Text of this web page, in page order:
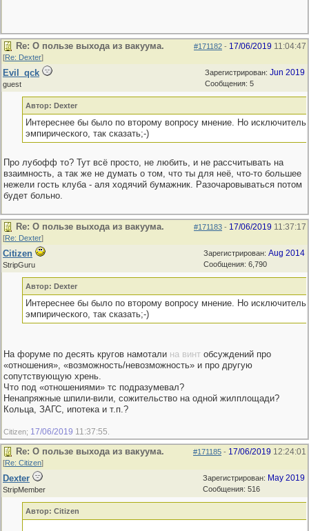
#171182 - 17/06/2019 11:04:47
Re: О пользе выхода из вакуума.
[Re: Dexter]
Зарегистрирован: Jun 2019
Сообщения: 5
Evil_qck
guest
Автор: Dexter
Интереснее бы было по второму вопросу мнение. Но
эмпирического, так сказать;-)
Про лубофф то? Тут всё просто, не любить, и не рассчитывать на
взаимность, а так же не думать о том, что ты для неё, что-то большее
нежели гость клуба - аля ходячий бумажник. Разочаровываться потом
будет больно.
#171183 - 17/06/2019 11:37:17
Re: О пользе выхода из вакуума.
[Re: Dexter]
Зарегистрирован: Aug 2014
Сообщения: 6,790
Citizen
StripGuru
Автор: Dexter
Интереснее бы было по второму вопросу мнение. Но
эмпирического, так сказать;-)
На форуме по десять кругов намотали на винт обсуждений про
«отношения», «возможность/невозможность» и про другую
сопутствующую хрень.
Что под «отношениями» тс подразумевал?
Ненапряжные шпили-вили, сожительство на одной жилплощади?
Кольца, ЗАГС, ипотека и т.п.?
Citizen; 17/06/2019 11:37:55
#171185 - 17/06/2019 12:24:01
Re: О пользе выхода из вакуума.
[Re: Citizen]
Зарегистрирован: May 2019
Сообщения: 516
Dexter
StripMember
Автор: Citizen